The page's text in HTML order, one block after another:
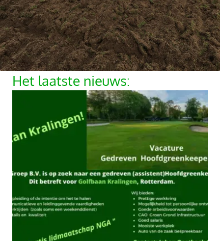
Het laatste nieuws: